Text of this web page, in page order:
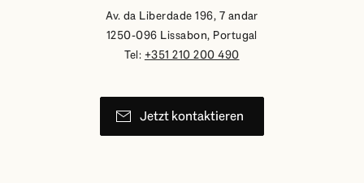
Av. da Liberdade 196, 7 andar
1250-096 Lissabon, Portugal
Tel: +351 210 200 490
Jetzt kontaktieren